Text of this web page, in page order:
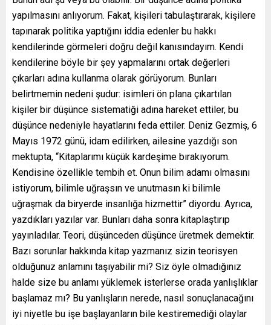
yapılmasını anlıyorum. Fakat, kişileri tabulaştırarak, kişilere
tapınarak politika yaptığını iddia edenler bu hakkı
kendilerinde görmeleri doğru değil kanısındayım. Kendi
kendilerine böyle bir şey yapmalarını ortak değerleri
çıkarları adına kullanma olarak görüyorum. Bunları
belirtmemin nedeni şudur: isimleri ön plana çıkartılan
kişiler bir düşünce sistematiği adına hareket ettiler, bu
düşünce nedeniyle hayatlarını feda ettiler. Deniz Gezmiş, 6
Mayıs 1972 günü, idam edilirken, ailesine yazdığı son
mektupta, “Kitaplarımı küçük kardeşime bırakıyorum.
Kendisine özellikle tembih et. Onun bilim adamı olmasını
istiyorum, bilimle uğraşsın ve unutmasın ki bilimle
uğraşmak da biryerde insanlığa hizmettir” diyordu. Ayrıca,
yazdıkları yazılar var. Bunları daha sonra kitaplaştırıp
yayınladılar. Teori, düşünceden düşünce üretmek demektir.
Bazı sorunlar hakkında kitap yazmanız sizin teorisyen
olduğunuz anlamını taşıyabilir mi? Siz öyle olmadığınız
halde size bu anlamı yüklemek isterlerse orada yanlışlıklar
başlamaz mı? Bu yanlışların nerede, nasıl sonuçlanacağını
iyi niyetle bu işe başlayanların bile kestiremediği olaylar